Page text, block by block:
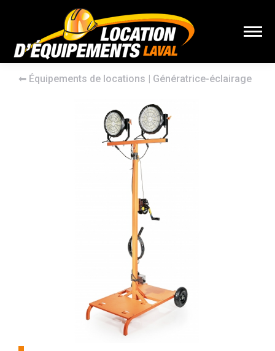
⬅︎ Équipements de locations | Génératrice-éclairage